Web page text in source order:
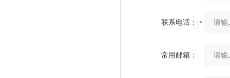
联系电话：
常用邮箱：